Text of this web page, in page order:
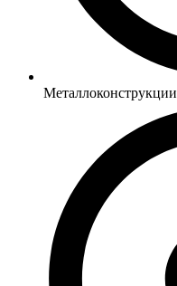
Металлоконструкции